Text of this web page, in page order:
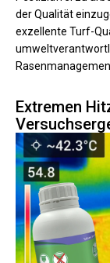
der Qualität
exzellente Turf-
Extremen